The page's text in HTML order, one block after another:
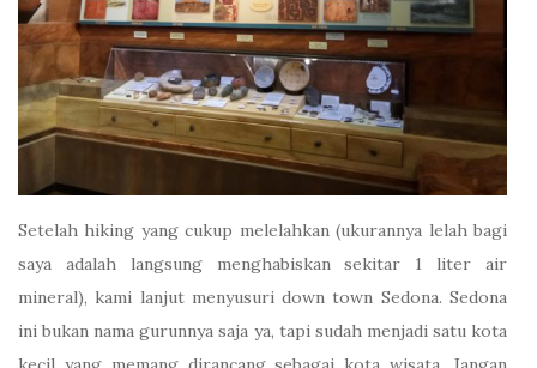
Setelah hiking yang cukup melelahkan (ukurannya lelah bagi
saya adalah langsung menghabiskan sekitar 1 liter air
mineral), kami lanjut menyusuri down town Sedona. Sedona
ini bukan nama gurunnya saja ya, tapi sudah menjadi satu kota